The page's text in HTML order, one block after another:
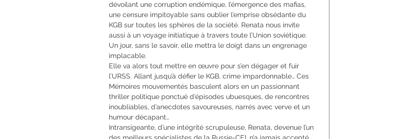
dévoilant une corruption endémique, l’émergence des mafias,
une censure impitoyable sans oublier l’emprise obsédante du
KGB sur toutes les sphères de la société. Renata nous invite
aussi à un voyage initiatique à travers toute l’Union soviétique.
Un jour, sans le savoir, elle mettra le doigt dans un engrenage
implacable.
Elle va alors tout mettre en œuvre pour s’en dégager et fuir
l’URSS. Allant jusqu’à défier le KGB, crime impardonnable… Ces
Mémoires mouvementés basculent alors en un passionnant
thriller politique ponctué d’épisodes ubuesques, de rencontres
inoubliables, d’anecdotes savoureuses, narrés avec verve et un
humour décapant…
Intransigeante, d’une intégrité scrupuleuse, Renata, devenue l’un